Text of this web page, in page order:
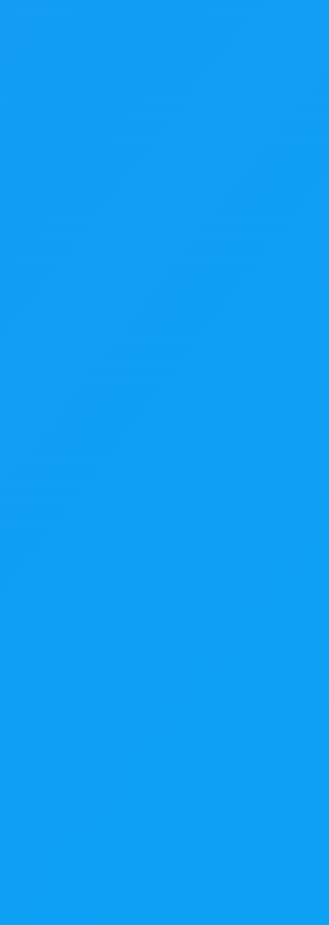
JPG, PNG et WEBP jusqu'à 20 Mo.
ni outil complexe requis.
à peaufiner et ajouter les touches